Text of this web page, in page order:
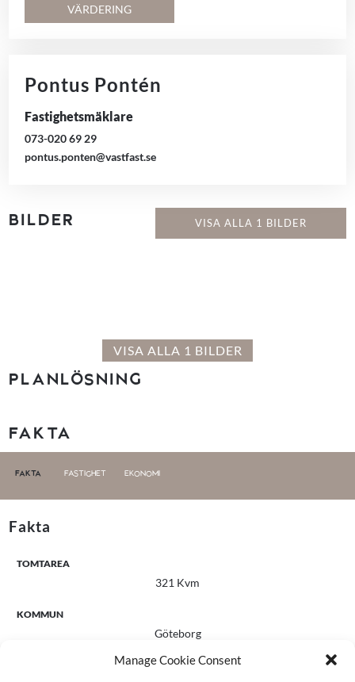
Manage Cookie Consent
VÄRDERING
Pontus Pontén
Fastighetsmäklare
073-020 69 29
pontus.ponten@vastfast.se
BILDER VISA ALLA 1 BILDER
VISA ALLA 1 BILDER
PLANLÖSNING
FAKTA
FAKTA FASTIGHET EKONOMI
Fakta
TOMTAREA
321 Kvm
KOMMUN
Göteborg